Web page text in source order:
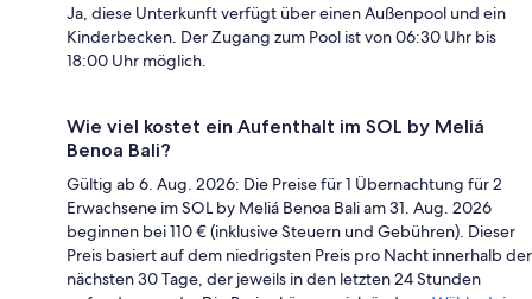
Ja, diese Unterkunft verfügt über einen Außenpool und ein
Kinderbecken. Der Zugang zum Pool ist von 06:30 Uhr bis
18:00 Uhr möglich.
Wie viel kostet ein Aufenthalt im SOL by Meliá
Benoa Bali?
Gültig ab 6. Aug. 2026: Die Preise für 1 Übernachtung für 2
Erwachsene im SOL by Meliá Benoa Bali am 31. Aug. 2026
beginnen bei 110 € (inklusive Steuern und Gebühren). Dieser
Preis basiert auf dem niedrigsten Preis pro Nacht innerhalb der
nächsten 30 Tage, der jeweils in den letzten 24 Stunden